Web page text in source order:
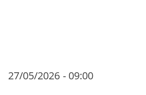
27/05/2026 - 09:00